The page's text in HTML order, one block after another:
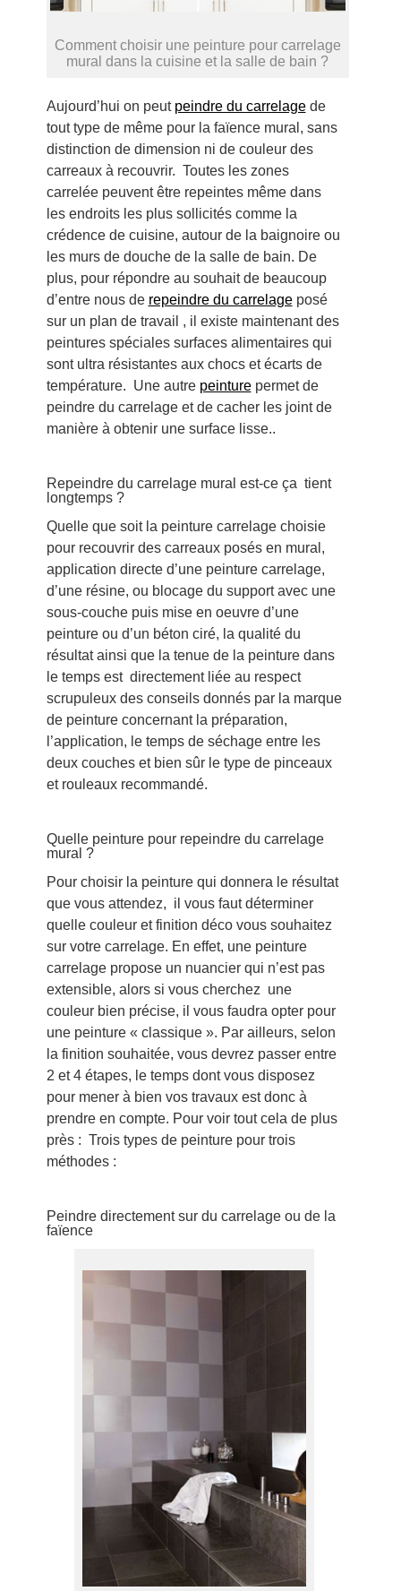
Comment choisir une peinture pour carrelage
mural dans la cuisine et la salle de bain ?
Aujourd’hui on peut peindre du carrelagede
tout type de même pour la faïence mural, sans
distinction de dimension ni de couleur des
carreaux à recouvrir. Toutes les zones
carrelée peuvent être repeintes même dans
les endroits les plus sollicités comme la
crédence de cuisine, autour de la baignoire ou
les murs de douche de la salle de bain. De
plus, pour répondre au souhait de beaucoup
d’entre nous de repeindre du carrelageposé
sur un plan de travail , il existe maintenant des
peintures spéciales surfaces alimentaires qui
sont ultra résistantes aux chocs et écarts de
température. Une autre peinturepermet de
peindre du carrelage et de cacher les joint de
manière à obtenir une surface lisse..
Repeindre du carrelage mural est-ce ça tient
longtemps ?
Quelle que soit la peinture carrelage choisie
pour recouvrir des carreaux posés en mural,
application directe d’une peinture carrelage,
d’une résine, ou blocage du support avec une
sous-couche puis mise en oeuvre d’une
peinture ou d’un béton ciré, la qualité du
résultat ainsi que la tenue de la peinture dans
le temps est directement liée au respect
scrupuleux des conseils donnés par la marque
de peinture concernant la préparation,
l’application, le temps de séchage entre les
deux couches et bien sûr le type de pinceaux
et rouleaux recommandé.
Quelle peinture pour repeindre du carrelage
mural ?
Pour choisir la peinture qui donnera le résultat
que vous attendez, il vous faut déterminer
quelle couleur et finition déco vous souhaitez
sur votre carrelage. En effet, une peinture
carrelage propose un nuancier qui n’est pas
extensible, alors si vous cherchez une
couleur bien précise, il vous faudra opter pour
une peinture « classique ». Par ailleurs, selon
la finition souhaitée, vous devrez passer entre
2 et 4 étapes, le temps dont vous disposez
pour mener à bien vos travaux est donc à
prendre en compte. Pour voir tout cela de plus
près : Trois types de peinture pour trois
méthodes :
Peindre directement sur du carrelage ou de la
faïence